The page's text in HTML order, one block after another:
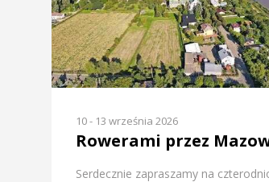
10 - 13 września 2026
Rowerami przez
Serdecznie zapraszamy na